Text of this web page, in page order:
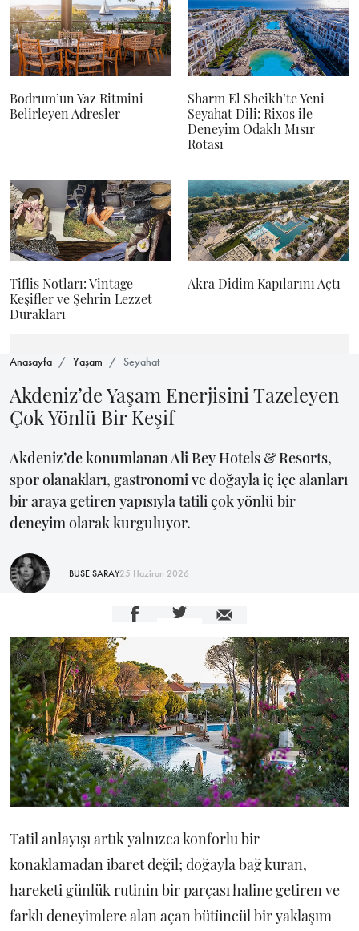
Bodrum’un Yaz Ritmini
Belirleyen Adresler
Sharm El Sheikh’te Yeni
Seyahat Dili: Rixos ile
Deneyim Odaklı Mısır
Rotası
Tiflis Notları: Vintage
Keşifler ve Şehrin Lezzet
Durakları
Akra Didim Kapılarını Açtı
Anasayfa Yaşam Seyahat
Akdeniz’de Yaşam Enerjisini Tazeleyen
Çok Yönlü Bir Keşif
Akdeniz’de konumlanan Ali Bey Hotels & Resorts,
spor olanakları, gastronomi ve doğayla iç içe alanları
bir araya getiren yapısıyla tatili çok yönlü bir
deneyim olarak kurguluyor.
BUSE SARAY25 Haziran 2026
Tatil anlayışı artık yalnızca konforlu bir
konaklamadan ibaret değil; doğayla bağ kuran,
hareketi günlük rutinin bir parçası haline getiren ve
farklı deneyimlere alan açan bütüncül bir yaklaşım